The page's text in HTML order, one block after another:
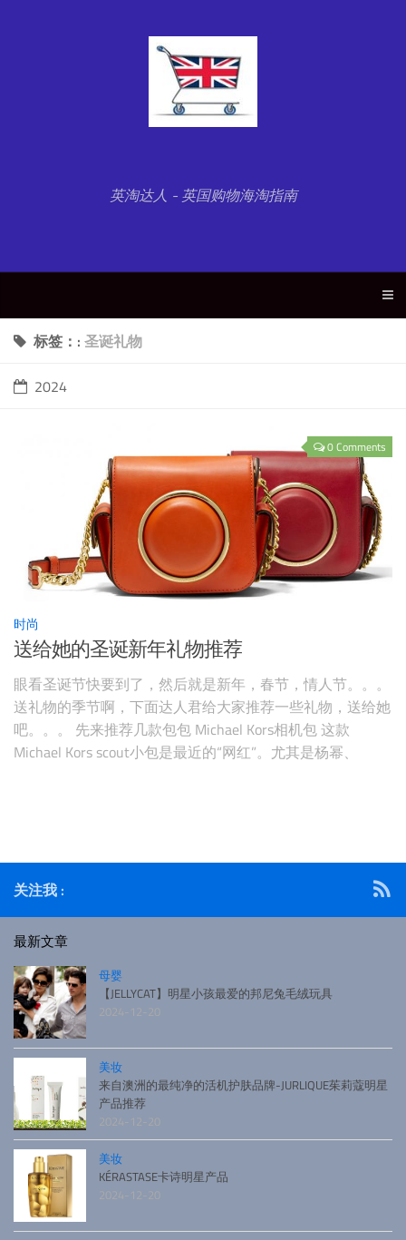
英淘达人 - 英国购物海淘指南
标签：: 圣诞礼物
2024
0 Comments
时尚
送给她的圣诞新年礼物推荐
眼看圣诞节快要到了，然后就是新年，春节，情人节。。。
送礼物的季节啊，下面达人君给大家推荐一些礼物，送给她
吧。。。 先来推荐几款包包 Michael Kors相机包 这款
Michael Kors scout小包是最近的“网红”。尤其是杨幂、
关注我 :
最新文章
母婴
【JELLYCAT】明星小孩最爱的邦尼兔毛绒玩具
2024-12-20
美妆
来自澳洲的最纯净的活机护肤品牌-JURLIQUE茱莉蔻明星
产品推荐
2024-12-20
美妆
KÉRASTASE卡诗明星产品
2024-12-20